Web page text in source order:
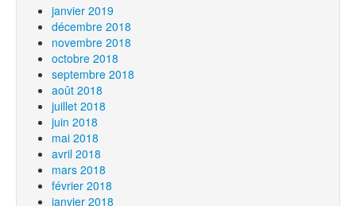
janvier 2019
décembre 2018
novembre 2018
octobre 2018
septembre 2018
août 2018
juillet 2018
juin 2018
mai 2018
avril 2018
mars 2018
février 2018
janvier 2018